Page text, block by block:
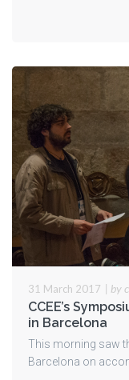
31 March 2017 | by
CCEE’s
in Barcelona
This morning saw
Barcelona on